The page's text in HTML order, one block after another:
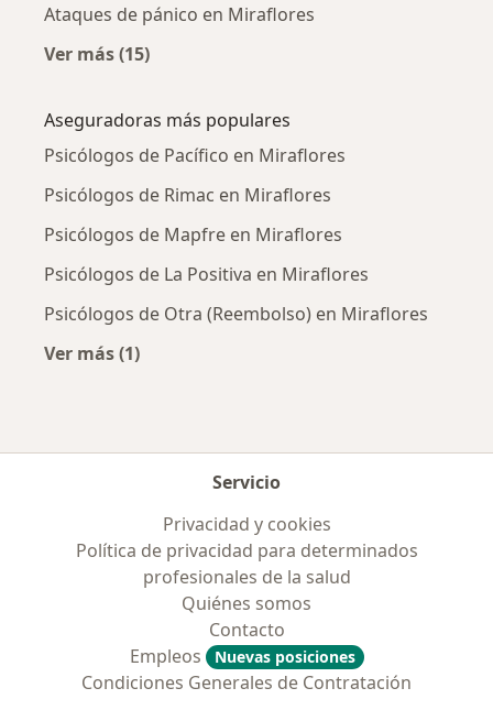
Ataques de pánico en Miraflores
Ver más (15)
Aseguradoras más populares
Psicólogos de Pacífico en Miraflores
Psicólogos de Rimac en Miraflores
Psicólogos de Mapfre en Miraflores
Psicólogos de La Positiva en Miraflores
Psicólogos de Otra (Reembolso) en Miraflores
Ver más (1)
Servicio
Privacidad y cookies
Política de privacidad para determinados
profesionales de la salud
Quiénes somos
Contacto
Empleos
Nuevas posiciones
Condiciones Generales de Contratación